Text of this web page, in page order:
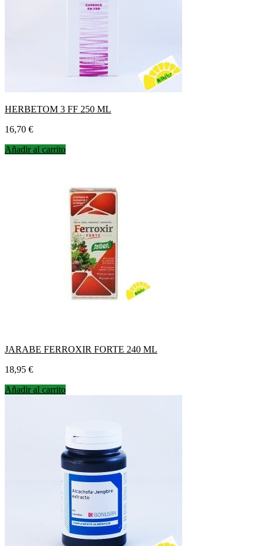
HERBETOM 3 FF 250 ML
Precio
16,70 €
Añadir al carrito
JARABE FERROXIR FORTE 240 ML
Precio
18,95 €
Añadir al carrito